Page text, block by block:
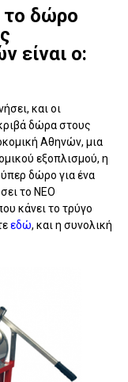
το δώρο
είναι ο:
και οι
δώρα στους
Αθηνών, μια
εξοπλισμού, η
δώρο για ένα
το ΝΕΟ
κάνει το τρύγο
εδώ, και η συνολική